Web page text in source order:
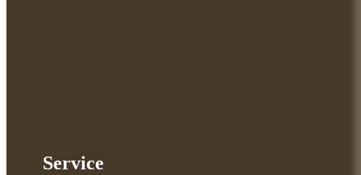
Service